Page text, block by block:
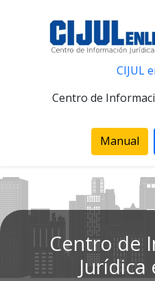
CIJUL
Centro de
Manual
Centro de
Jurídica